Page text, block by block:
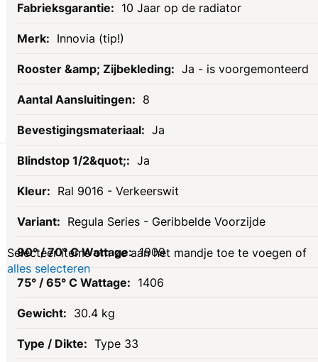
10 Jaar op de radiator
Innovia (tip!)
Ja - is voorgemonteerd
8
Ja
Ja
Ral 9016 - Verkeerswit
Regula Series - Geribbelde Voorzijde
1909
1406
30.4 kg
Type 33
Gerelateerde
producten
Selecteer items om ze aan het mandje toe te voegen of
alles selecteren